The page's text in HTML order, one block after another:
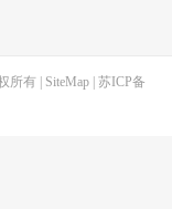
所有 | SiteMap| 苏ICP备